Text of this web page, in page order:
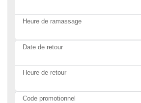
Heure de ramassage
Date de retour
Heure de retour
Code promotionnel